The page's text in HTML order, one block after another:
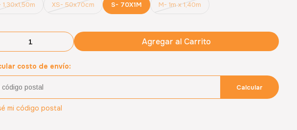
1,30x1,50m XS- 50x70cm S- 70X1M M- 1m x 1,40m
Agregar al Carrito
costo de envío:
Calcular
mi código postal